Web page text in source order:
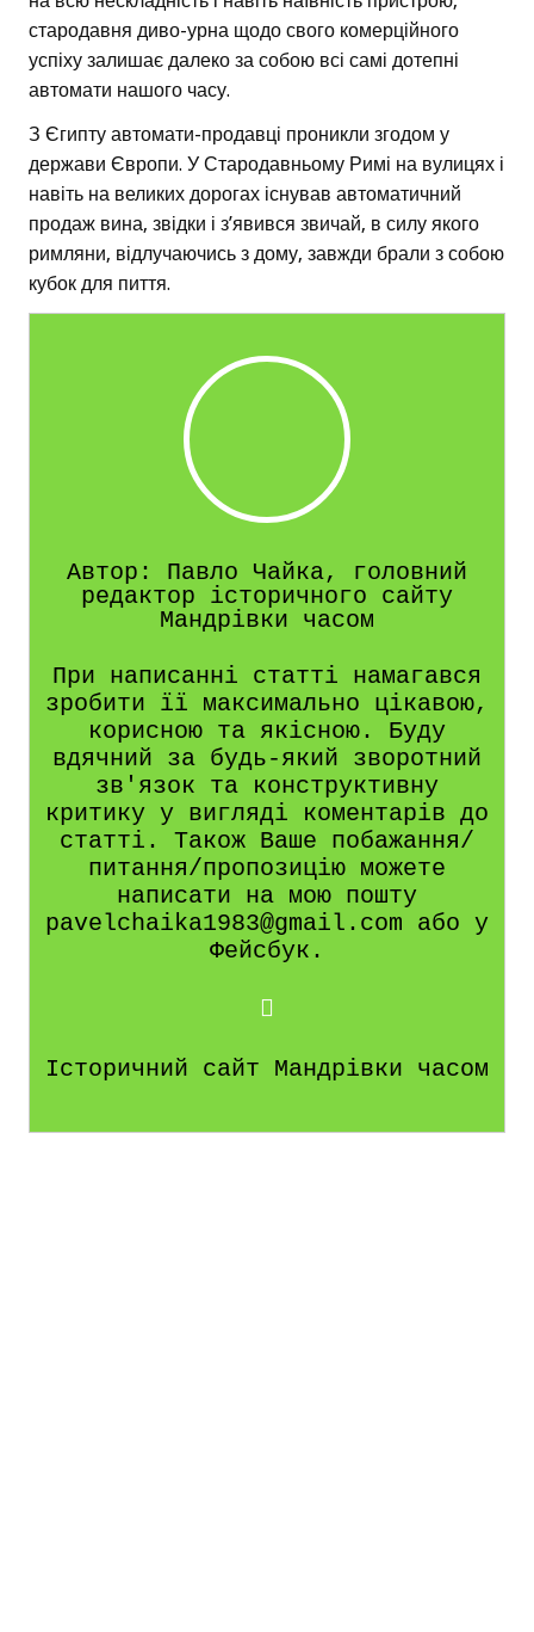
стародавня диво-урна щодо свого комерційного
успіху залишає далеко за собою всі самі дотепні
автомати нашого часу.
З Єгипту автомати-продавці проникли згодом у
держави Європи. У Стародавньому Римі на вулицях і
навіть на великих дорогах існував автоматичний
продаж вина, звідки і з’явився звичай, в силу якого
римляни, відлучаючись з дому, завжди брали з собою
кубок для пиття.
Автор: Павло Чайка, головний
редактор історичного сайту
Мандрівки часом
При написанні статті намагався
зробити її максимально цікавою,
корисною та якісною. Буду
вдячний за будь-який зворотний
зв'язок та конструктивну
критику у вигляді коментарів до
статті. Також Ваше побажання/
питання/пропозицію можете
написати на мою пошту
pavelchaika1983@gmail.com або у
Фейсбук.
Історичний сайт Мандрівки часом